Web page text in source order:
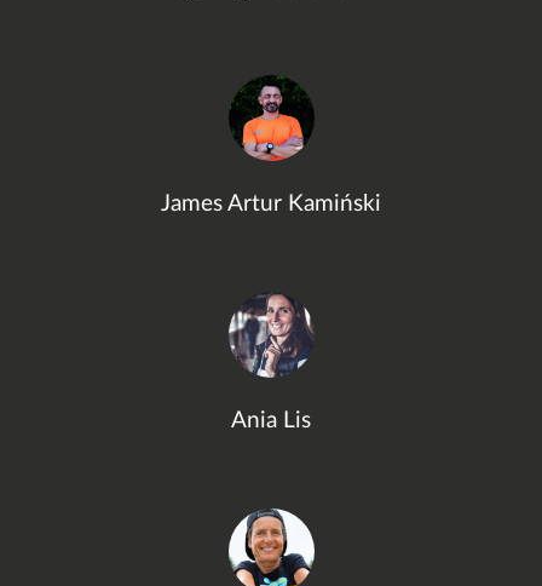
James Artur Kamiński
Ania Lis